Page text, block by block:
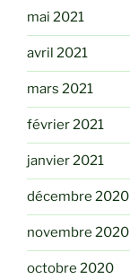
mai 2021
avril 2021
mars 2021
février 2021
janvier 2021
décembre 2020
novembre 2020
octobre 2020